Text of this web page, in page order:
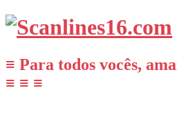
≡ Para todos vocês,
≡ ≡ ≡